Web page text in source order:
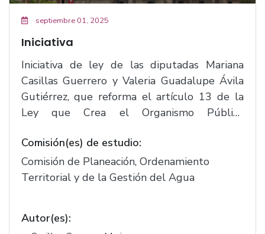
septiembre 01, 2025
Iniciativa
Iniciativa de ley de las diputadas Mariana
Casillas Guerrero y Valeria Guadalupe Ávila
Gutiérrez, que reforma el artículo 13 de la
Ley que Crea el Organismo Público
denominado Sistema Intermunicipal de los
Servicios de Agua Potable y Alcantarillado
del Estado de Jalisco.(F.2313)
Comisión(es) de estudio:
Comisión de Planeación, Ordenamiento
Territorial y de la Gestión del Agua
Autor(es):